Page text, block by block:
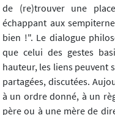
de (re)trouver une
échappant aux
bien !". Le dialogue
que celui des gestes
hauteur, les liens peuvent
partagées, discutées.
à un ordre donné, à un
père ou à une mère de